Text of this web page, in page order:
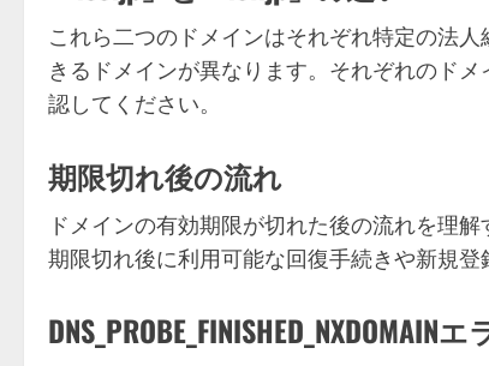
これら二つのドメインはそれぞれ特定の法
きるドメインが異なります。それぞれのド
認してください。
期限切れ後の流れ
ドメインの有効期限が切れた後の流れを理
期限切れ後に利用可能な回復手続きや新規登
DNS_PROBE_FINISHED_NXDOMAIN